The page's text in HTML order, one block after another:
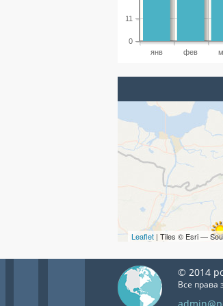
янв фев
0
11
Leaflet | Tiles © Esri —
© 2014
Все